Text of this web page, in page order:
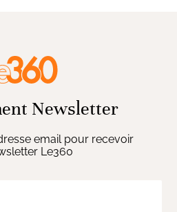
Newsletter
email pour recevoir
Le360